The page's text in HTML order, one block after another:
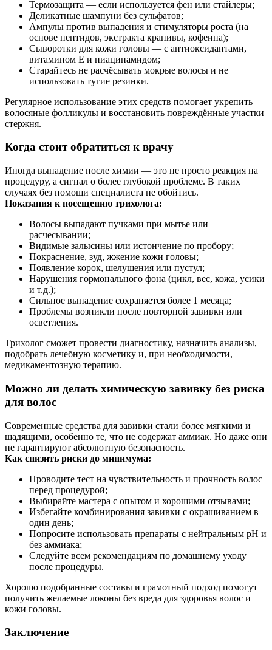
Термозащита — если используется фен или стайлеры;
Деликатные шампуни без сульфатов;
Ампулы против выпадения и стимуляторы роста (на
основе пептидов, экстракта крапивы, кофеина);
Сыворотки для кожи головы — с антиоксидантами,
витамином E и ниацинамидом;
Старайтесь не расчёсывать мокрые волосы и не
использовать тугие резинки.
Регулярное использование этих средств помогает укрепить
волосяные фолликулы и восстановить повреждённые участки
стержня.
Когда стоит обратиться к врачу
Иногда выпадение после химии — это не просто реакция на
процедуру, а сигнал о более глубокой проблеме. В таких
случаях без помощи специалиста не обойтись.
Показания к посещению трихолога:
Волосы выпадают пучками при мытье или
расчесывании;
Видимые залысины или истончение по пробору;
Покраснение, зуд, жжение кожи головы;
Появление корок, шелушения или пустул;
Нарушения гормонального фона (цикл, вес, кожа, усики
и т.д.);
Сильное выпадение сохраняется более 1 месяца;
Проблемы возникли после повторной завивки или
осветления.
Трихолог сможет провести диагностику, назначить анализы,
подобрать лечебную косметику и, при необходимости,
медикаментозную терапию.
Можно ли делать химическую завивку без риска
для волос
Современные средства для завивки стали более мягкими и
щадящими, особенно те, что не содержат аммиак. Но даже они
не гарантируют абсолютную безопасность.
Как снизить риски до минимума:
Проводите тест на чувствительность и прочность волос
перед процедурой;
Выбирайте мастера с опытом и хорошими отзывами;
Избегайте комбинирования завивки с окрашиванием в
один день;
Попросите использовать препараты с нейтральным pH и
без аммиака;
Следуйте всем рекомендациям по домашнему уходу
после процедуры.
Хорошо подобранные составы и грамотный подход помогут
получить желаемые локоны без вреда для здоровья волос и
кожи головы.
Заключение